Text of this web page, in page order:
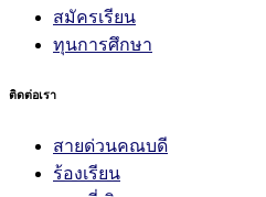
สมัครเรียน
ทุนการศึกษา
ติดต่อเรา
สายด่วนคณบดี
ร้องเรียน